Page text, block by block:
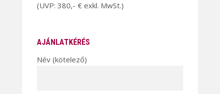
(UVP: 380,- € exkl. MwSt.)
AJÁNLATKÉRÉS
Név (kötelező)